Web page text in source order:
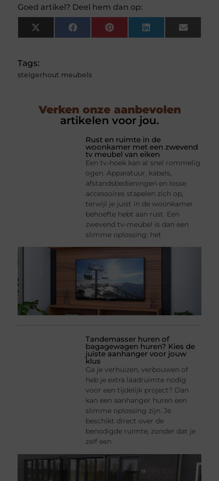
Goed artikel? Deel hem dan op:
X
(Twitter)
FacebookPinterestLinkedInEmail
Tags:
steigerhout meubels
Verken onze aanbevolen
artikelen voor jou.
Rust en ruimte in de
woonkamer met een zwevend
tv meubel van eiken
Een tv-hoek kan al snel rommelig
ogen. Apparatuur, kabels,
afstandsbedieningen en losse
accessoires stapelen zich op,
terwijl je juist in de woonkamer
behoefte hebt aan rust. Een
zwevend tv-meubel is dan een
slimme oplossing: het
Tandemasser huren of
bagagewagen huren? Kies de
juiste aanhanger voor jouw
klus
Ga je verhuizen, verbouwen of
heb je extra laadruimte nodig
voor een tijdelijk project? Dan
kan een aanhanger huren een
slimme oplossing zijn. Je
beschikt direct over de
benodigde ruimte, zonder dat je
zelf een